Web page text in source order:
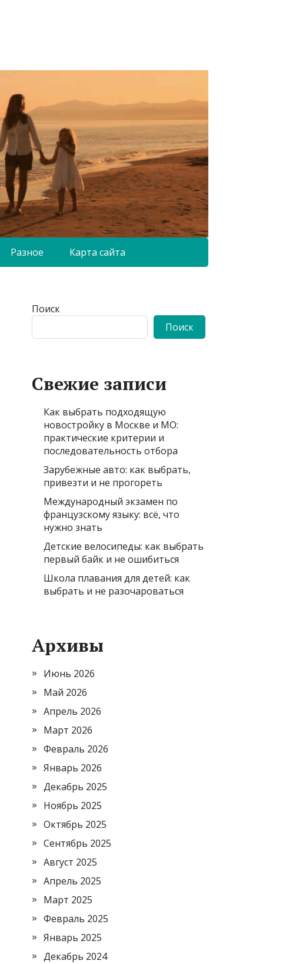
Разное Карта сайта
Поиск
Поиск
Свежие записи
Как выбрать подходящую
новостройку в Москве и МО:
практические критерии и
последовательность отбора
Зарубежные авто: как выбрать,
привезти и не прогореть
Международный экзамен по
французскому языку: всё, что
нужно знать
Детские велосипеды: как выбрать
первый байк и не ошибиться
Школа плавания для детей: как
выбрать и не разочароваться
Архивы
Июнь 2026
Май 2026
Апрель 2026
Март 2026
Февраль 2026
Январь 2026
Декабрь 2025
Ноябрь 2025
Октябрь 2025
Сентябрь 2025
Август 2025
Апрель 2025
Март 2025
Февраль 2025
Январь 2025
Декабрь 2024